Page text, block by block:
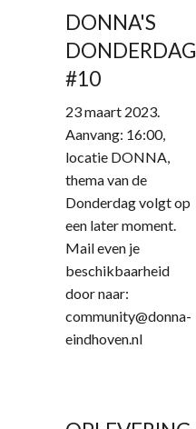
DONNA'S
DONDERDAG
#10
23 maart 2023.
Aanvang: 16:00,
locatie DONNA,
thema van de
Donderdag volgt op
een later moment.
Mail even je
beschikbaarheid
door naar:
community@donna-
eindhoven.nl